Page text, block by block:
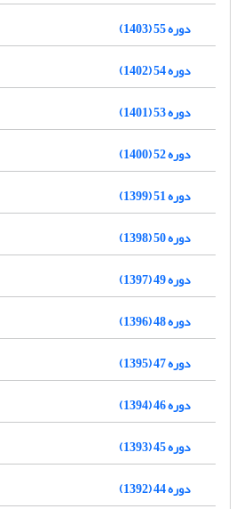
دوره 55 (1403)
دوره 54 (1402)
دوره 53 (1401)
دوره 52 (1400)
دوره 51 (1399)
دوره 50 (1398)
دوره 49 (1397)
دوره 48 (1396)
دوره 47 (1395)
دوره 46 (1394)
دوره 45 (1393)
دوره 44 (1392)